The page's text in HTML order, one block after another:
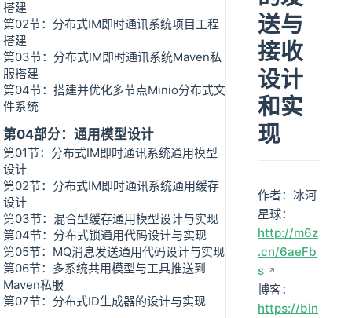
搭建
第02节：分布式IM即时通讯系统项目工程
搭建
第03节：分布式IM即时通讯系统Maven私
服搭建
第04节：搭建并优化多节点Minio分布式文
件系统
第04部分：通用模型设计
第01节：分布式IM即时通讯系统通用模型
设计
第02节：分布式IM即时通讯系统通用缓存
设计
第03节：混合型缓存通用模型设计与实现
第04节：分布式锁通用代码设计与实现
第05节：MQ消息发送通用代码设计与实现
第06节：多系统共用模型与工具推送到
Maven私服
第07节：分布式ID生成器的设计与实现
送与
接收
设计
和实
现
作者：冰河
星球：
http://m6z
.cn/6aeFb
s
博客：
https://bin